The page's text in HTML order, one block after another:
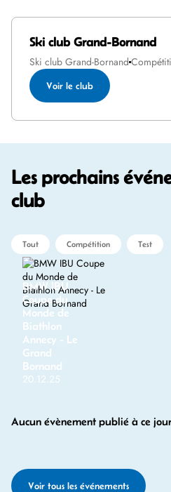
Ski club Grand-Bornand
Ski club Grand-Bornand
Voir le club
Les prochains
club
Tout Compétition Test
BMW IBU
Coupe du
Monde de
Biathlon
Annecy - Le
Grand
Bornand
20.12.25
Aucun évènement publié à ce jour
Voir tous les événements